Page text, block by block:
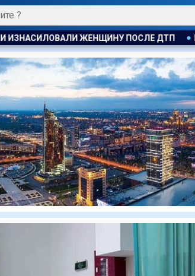
ДТП В АКТАУ ПРЕДПРИНИМАТЕЛЯ